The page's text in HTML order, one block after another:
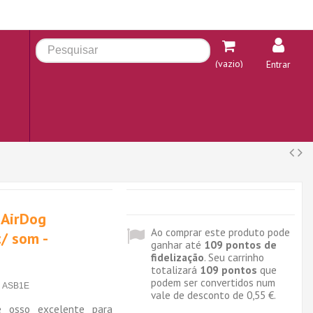
(vazio) Entrar
som -
ASB1E
osso excelente para
Ao comprar este produto pode
ganhar até 109 pontos de
fidelização. Seu carrinho
totalizará 109 pontos que
podem ser convertidos num
vale de desconto de 0,55 €.